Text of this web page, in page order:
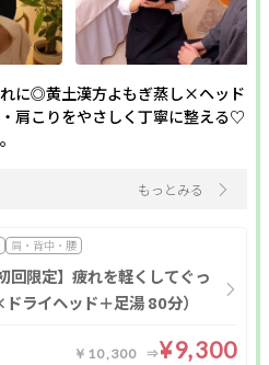
に◎黄土漢方よもぎ蒸し×ヘッド
肩こりをやさしく丁寧に整える♡
もっとみる
肩・背中・腰
限定】疲れを軽くしてぐっ
ライヘッド＋足湯 80分）
￥10,300 ¥9,300
OK 半額
予約なしOK
女性専用
キッズルーム
出張・訪問
入会金無料